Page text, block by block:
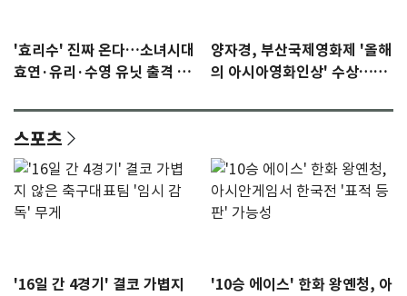
'효리수' 진짜 온다…소녀시대
효연·유리·수영 유닛 출격 [N
양자경, 부산국제영화제 '올해
의 아시아영화인상' 수상…15
스포츠
'16일 간 4경기' 결코 가볍지
'10승 에이스' 한화 왕옌청, 아